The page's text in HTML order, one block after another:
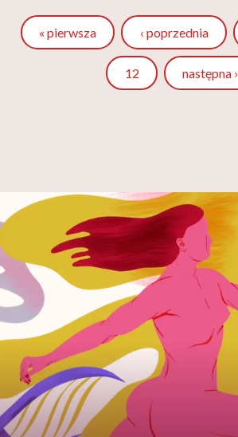
« pierwsza ‹ poprzednia
Strona
12 następna ›